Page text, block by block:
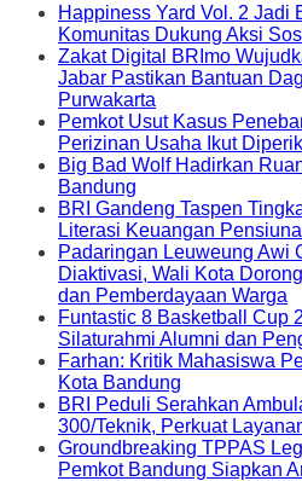
Happiness Yard Vol. 2 Jadi
Komunitas Dukung Aksi
Zakat Digital BRImo
Jabar Pastikan Bantuan
Purwakarta
Pemkot Usut Kasus
Perizinan Usaha Ikut
Big Bad Wolf Hadirkan
Bandung
BRI Gandeng Taspen
Literasi Keuangan
Padaringan Leuweung Awi
Diaktivasi, Wali Kota
dan Pemberdayaan Warga
Funtastic 8 Basketball Cup
Silaturahmi Alumni dan
Farhan: Kritik Mahasiswa
Kota Bandung
BRI Peduli Serahkan
300/Teknik, Perkuat
Groundbreaking TPPAS
Pemkot Bandung Siapkan